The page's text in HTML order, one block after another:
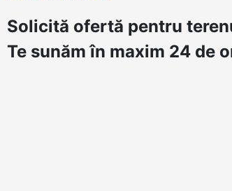
Solicită ofertă pentru
Te sunăm în maxim 24 de